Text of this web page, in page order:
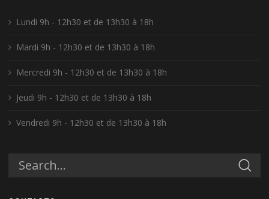
Lundi 9h - 12h30 et de 13h30 à 18h
Mardi 9h - 12h30 et de 13h30 à 18h
Mercredi 9h - 12h30 et de 13h30 à 18h
Jeudi 9h - 12h30 et de 13h30 à 18h
Vendredi 9h - 12h30 et de 13h30 à 18h